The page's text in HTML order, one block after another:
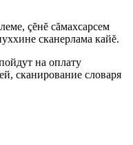
çĕнĕ сăмахсарсем
сканерлама кайĕ.
на оплату
сканирование словаря